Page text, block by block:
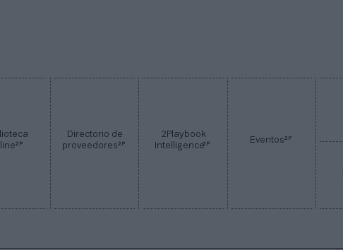
2P
Directorio de
proveedores2P
2Playbook
Intelligence2P Eventos2P